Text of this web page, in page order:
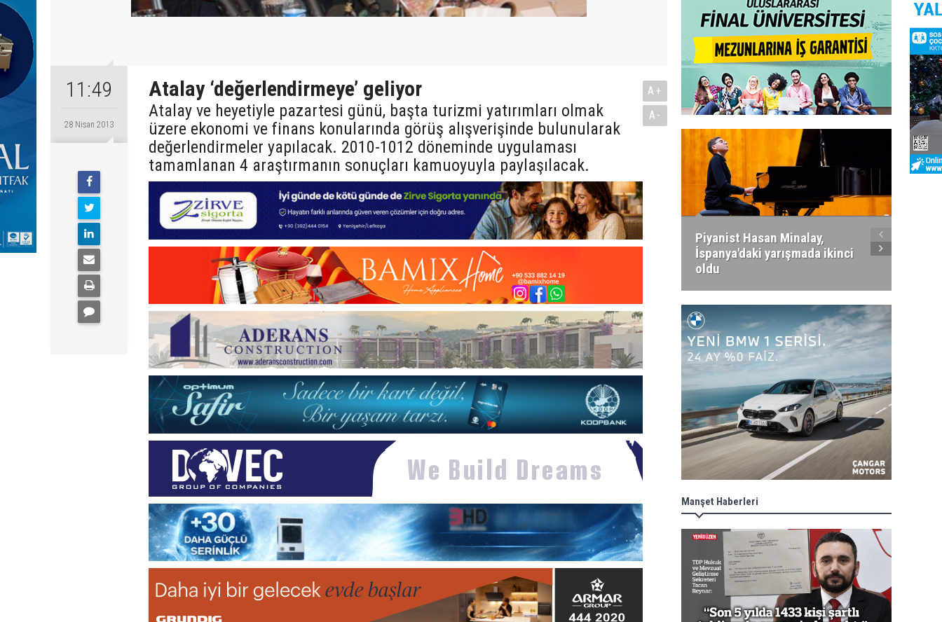
11:49
28 Nisan 2013
Atalay ‘değerlendirmeye’ geliyor
Atalay ve heyetiyle pazartesi günü, başta turizmi yatırımları olmak
üzere ekonomi ve finans konularında görüş alışverişinde bulunularak
değerlendirmeler yapılacak. 2010-1012 döneminde uygulaması
tamamlanan 4 araştırmanın sonuçları kamuoyuyla paylaşılacak.
A+
A-
Piyanist Hasan Minalay,
İspanya'daki yarışmada ikinci
oldu
Manşet Haberleri